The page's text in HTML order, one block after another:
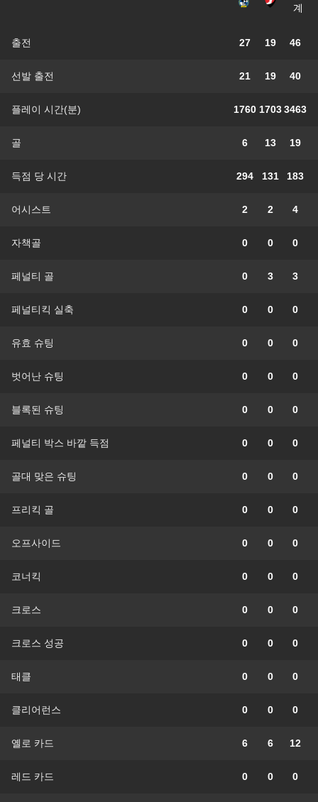
계
출전 27 19 46
선발 출전 21 19 40
플레이 시간(분) 1760 17033463
골 6 13 19
득점 당 시간 294 131 183
어시스트 2 2 4
자책골 0 0 0
페널티 골 0 3 3
페널티킥 실축 0 0 0
유효 슈팅 0 0 0
벗어난 슈팅 0 0 0
블록된 슈팅 0 0 0
페널티 박스 바깥 득점 0 0 0
골대 맞은 슈팅 0 0 0
프리킥 골 0 0 0
오프사이드 0 0 0
코너킥 0 0 0
크로스 0 0 0
크로스 성공 0 0 0
태클 0 0 0
클리어런스 0 0 0
옐로 카드 6 6 12
레드 카드 0 0 0